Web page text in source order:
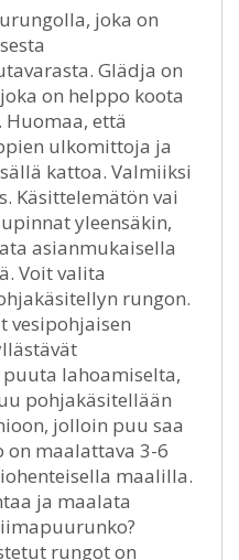
joka on
Glädja on
on helppo koota
Huomaa, että
ulkomittoja ja
kattoa. Valmiiksi
Käsittelemätön vai
yleensäkin,
asianmukaisella
Voit valita
rungon.
vesipohjaisen
lahoamiselta,
pohjakäsitellään
jolloin puu saa
on maalattava 3-6
maalilla.
ja maalata
rungot on